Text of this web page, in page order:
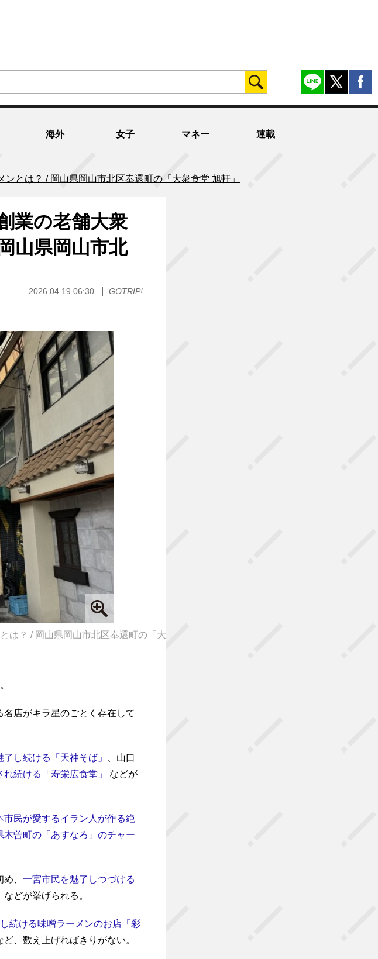
海外 女子 マネー 連載
とは？ / 岡山県岡山市北区奉還町の「大衆食堂 旭軒」
業の老舗大衆
山県岡山市北
2026.04.19 06:30 GOTRIP!
は？ / 岡山県岡山市北区奉還町の「大
店がキラ星のごとく存在して
了し続ける「天神そば」
、山口
れ続ける「寿栄広食堂」 などが
市民が愛するイラン人が作る絶
木曽町の「あすなろ」のチャー
め、 一宮市民を魅了しつづける
などが挙げられる。
続ける味噌ラーメンのお店「彩
ど、数え上げればきりがない。